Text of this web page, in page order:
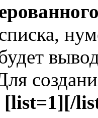
[list=1][/